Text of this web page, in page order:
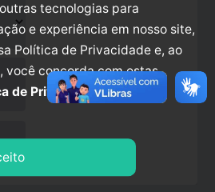
tecnologias para
e experiência em nosso site,
Política de Privacidade e, ao
você concorda com estas
de Privacidade.